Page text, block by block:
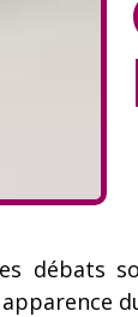
débats